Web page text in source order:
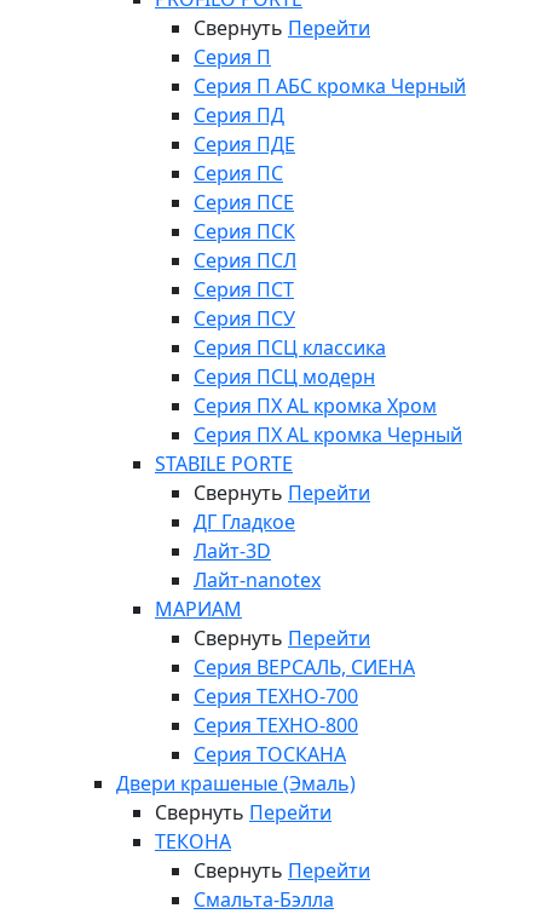
Свернуть Перейти
Серия П
Серия П АБС кромка Черный
Серия ПД
Серия ПДЕ
Серия ПС
Серия ПСЕ
Серия ПСК
Серия ПСЛ
Серия ПСТ
Серия ПСУ
Серия ПСЦ классика
Серия ПСЦ модерн
Серия ПХ AL кромка Хром
Серия ПХ AL кромка Черный
STABILE PORTE
Свернуть Перейти
ДГ Гладкое
Лайт-3D
Лайт-nanotex
МАРИАМ
Свернуть Перейти
Серия ВЕРСАЛЬ, СИЕНА
Серия ТЕХНО-700
Серия ТЕХНО-800
Серия ТОСКАНА
Двери крашеные (Эмаль)
Свернуть Перейти
ТЕКОНА
Свернуть Перейти
Смальта-Бэлла